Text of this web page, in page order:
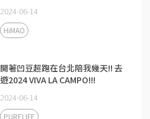
2024-06-14
HiMAO
開著凹豆超跑在台北陪我幾天!! 去
遊2024 VIVA LA CAMPO!!!
2024-06-14
PURELIFE